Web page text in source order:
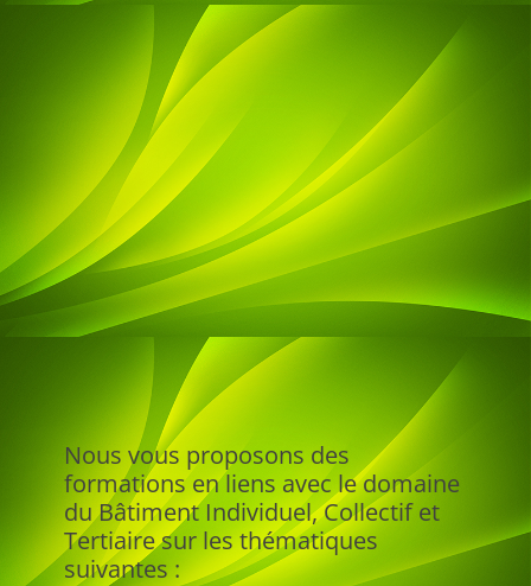
Nous vous proposons des
formations en liens avec le domaine
du Bâtiment Individuel, Collectif et
Tertiaire sur les thématiques
suivantes :